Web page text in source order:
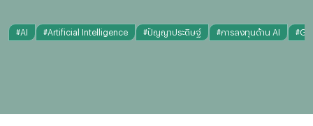
#AI #Artificial Intelligence #ปัญญาประดิษฐ์ #การลงทุนด้าน AI #